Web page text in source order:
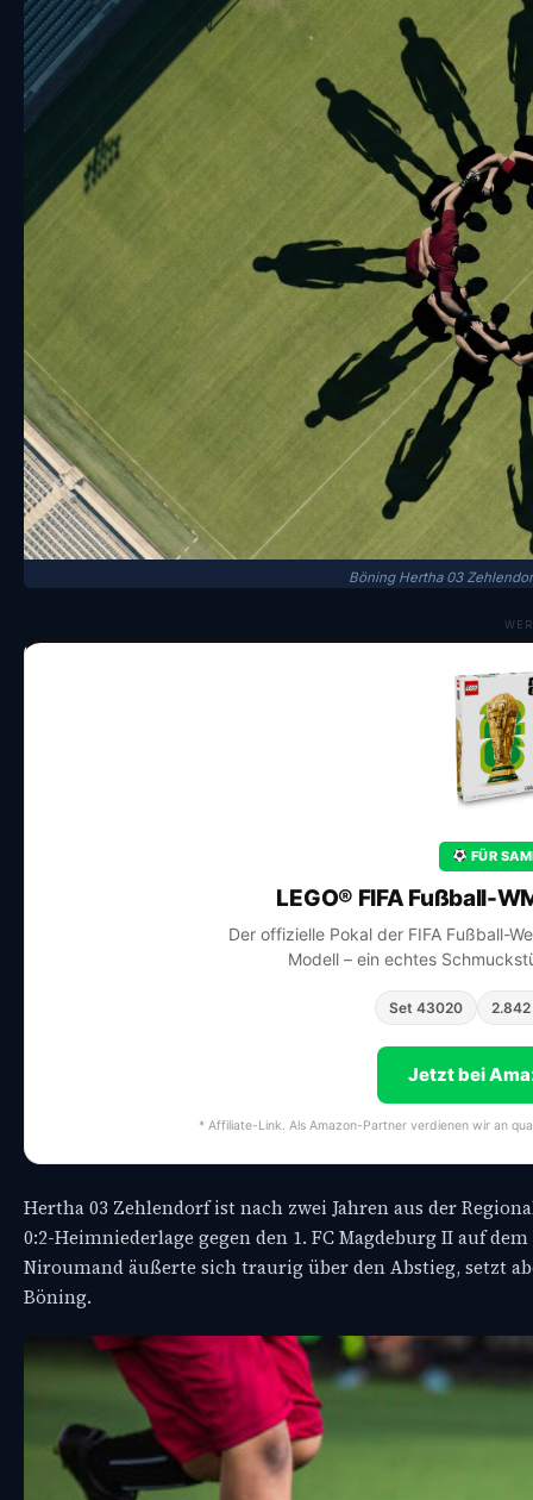
Böning Hertha 03
FÜR
LEGO® FIFA Fußball-
Der offizielle Pokal der FIFA Fußball-
Modell – ein echtes
Set 43020 2.842
Jetzt bei
* Affiliate-Link. Als Amazon-Partner verdienen wir an
Hertha 03 Zehlendorf ist nach zwei Jahren aus der
0:2-Heimniederlage gegen den 1. FC Magdeburg II auf
Niroumand äußerte sich traurig über den Abstieg, setzt
Böning.